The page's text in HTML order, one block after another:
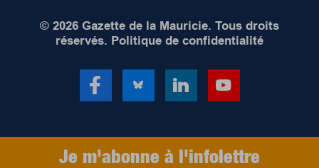
© 2026 Gazette de la Mauricie. Tous droits
réservés. Politique de confidentialité
Je m'abonne à l'infolettre